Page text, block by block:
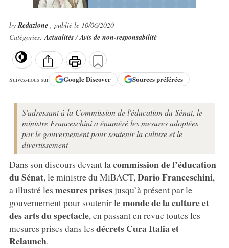
byRedazione , publié le 10/06/2020
Catégories:Actualités/Avis de non-responsabilité
Suivez-nous sur GoogleDiscover Sources préférées
S'adressant à la Commission de l'éducation du Sénat, le
ministre Franceschini a énuméré les mesures adoptées
par le gouvernement pour soutenir la culture et le
divertissement
Dans son discours devant lacommission de l’éducation
du Sénat, le ministre du MiBACT, Dario Franceschini,
a illustré les mesures prisesjusqu’à présent par le
gouvernement pour soutenir lemonde de la culture et
des arts du spectacle, en passant en revue toutes les
mesures prises dans les décrets Cura Italia et
Relaunch.